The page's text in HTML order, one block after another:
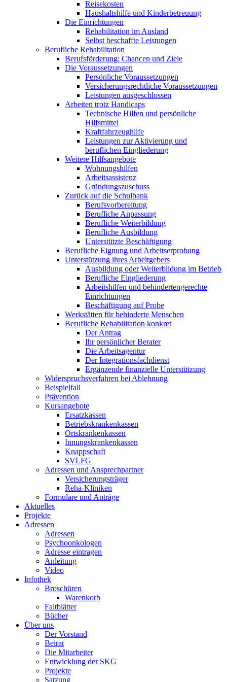
Reisekosten
Haushaltshilfe und Kinderbetreuung
Die Einrichtungen
Rehabilitation im Ausland
Selbst beschaffte Leistungen
Berufliche Rehabilitation
Berufsförderung: Chancen und Ziele
Die Voraussetzungen
Persönliche Voraussetzungen
Versicherungsrechtliche Voraussetzungen
Leistungen ausgeschlossen
Arbeiten trotz Handicaps
Technische Hilfen und persönliche
Hilfsmittel
Kraftfahrzeughilfe
Leistungen zur Aktivierung und
beruflichen Eingliederung
Weitere Hilfsangebote
Wohnungshilfen
Arbeitsassistenz
Gründungszuschuss
Zurück auf die Schulbank
Berufsvorbereitung
Berufliche Anpassung
Berufliche Weiterbildung
Berufliche Ausbildung
Unterstützte Beschäftigung
Berufliche Eignung und Arbeitserprobung
Unterstützung ihres Arbeitgebers
Ausbildung oder Weiterbildung im Betrieb
Berufliche Eingliederung
Arbeitshilfen und behindertengerechte
Einrichtungen
Beschäftigung auf Probe
Werkstätten für behinderte Menschen
Berufliche Rehabilitation konkret
Der Antrag
Ihr persönlicher Berater
Die Arbeitsagentur
Der Integrationsfachdienst
Ergänzende finanzielle Unterstützung
Widerspruchsverfahren bei Ablehnung
Beispielfall
Prävention
Kursangebote
Ersatzkassen
Betriebskrankenkassen
Ortskrankenkassen
Innungskrankenkassen
Knappschaft
SVLFG
Adressen und Ansprechpartner
Versicherungsträger
Reha-Kliniken
Formulare und Anträge
Aktuelles
Projekte
Adressen
Adressen
Psychoonkologen
Adresse eintragen
Anleitung
Video
Infothek
Broschüren
Warenkorb
Faltblätter
Bücher
Über uns
Der Vorstand
Beirat
Die Mitarbeiter
Entwicklung der SKG
Projekte
Satzung